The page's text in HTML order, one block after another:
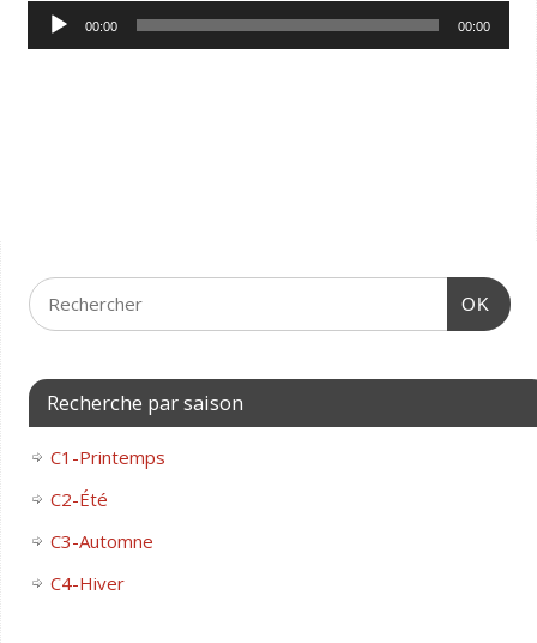
Lecteur
audio
00:00 00:00
OK
Recherche par saison
C1-Printemps
C2-Été
C3-Automne
C4-Hiver